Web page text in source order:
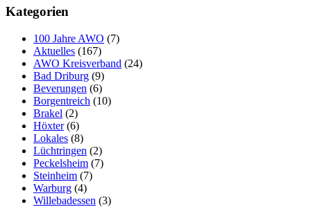
Kategorien
100 Jahre AWO (7)
Aktuelles (167)
AWO Kreisverband (24)
Bad Driburg (9)
Beverungen (6)
Borgentreich (10)
Brakel (2)
Höxter(6)
Lokales (8)
Lüchtringen (2)
Peckelsheim (7)
Steinheim (7)
Warburg (4)
Willebadessen (3)